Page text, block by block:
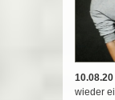
10.08.20
wieder